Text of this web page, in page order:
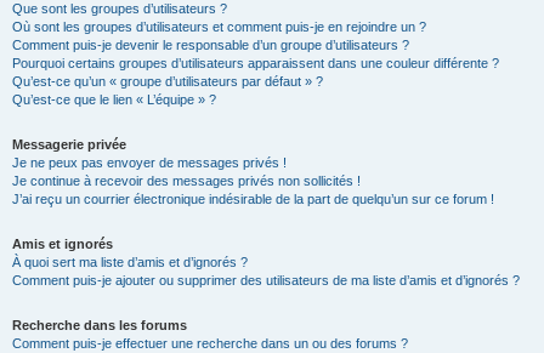
Que sont les groupes d’utilisateurs ?
Où sont les groupes d’utilisateurs et comment puis-je en rejoindre un ?
Comment puis-je devenir le responsable d’un groupe d’utilisateurs ?
Pourquoi certains groupes d’utilisateurs apparaissent dans une couleur différente ?
Qu’est-ce qu’un « groupe d’utilisateurs par défaut » ?
Qu’est-ce que le lien « L’équipe » ?
Messagerie privée
Je ne peux pas envoyer de messages privés !
Je continue à recevoir des messages privés non sollicités !
J’ai reçu un courrier électronique indésirable de la part de quelqu’un sur ce forum !
Amis et ignorés
À quoi sert ma liste d’amis et d’ignorés ?
Comment puis-je ajouter ou supprimer des utilisateurs de ma liste d’amis et d’ignorés ?
Recherche dans les forums
Comment puis-je effectuer une recherche dans un ou des forums ?